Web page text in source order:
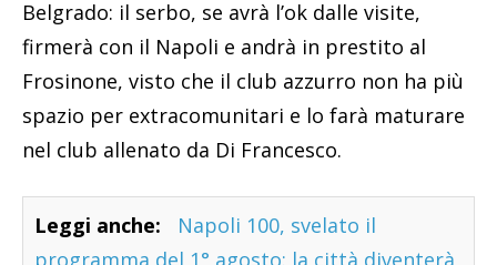
Belgrado: il serbo, se avrà l’ok dalle visite,
firmerà con il Napoli e andrà in prestito al
Frosinone, visto che il club azzurro non ha più
spazio per extracomunitari e lo farà maturare
nel club allenato da Di Francesco.
Leggi anche:
Napoli 100, svelato il
programma del 1° agosto: la città diventerà